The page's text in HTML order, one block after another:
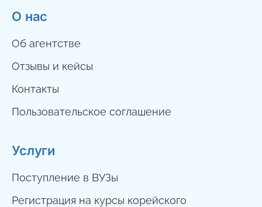
О нас
Об агентстве
Отзывы и кейсы
Контакты
Пользовательское соглашение
Услуги
Поступление в ВУЗы
Регистрация на курсы корейского